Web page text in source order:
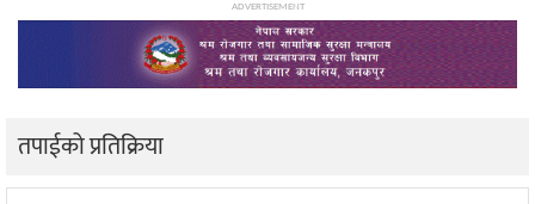
ADVERTISEMENT
तपाईको प्रतिक्रिया